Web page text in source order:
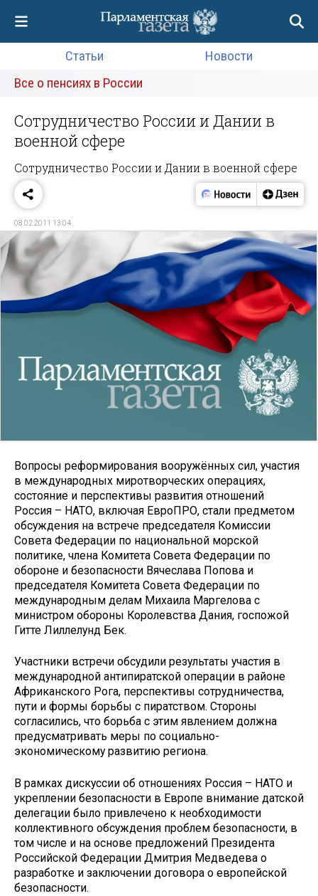
Статьи
Новости
Все о пенсиях в России
Сотрудничество России и Дании в
военной сфере
Сотрудничество России и Дании в военной сфере
08.02.2011 13:04
Вопросы реформирования вооружённых сил, участия
в международных миротворческих операциях,
состояние и перспективы развития отношений
Россия – НАТО, включая ЕвроПРО, стали предметом
обсуждения на встрече председателя Комиссии
Совета Федерации по национальной морской
политике, члена Комитета Совета Федерации по
обороне и безопасности Вячеслава Попова и
председателя Комитета Совета Федерации по
международным делам Михаила Маргелова с
министром обороны Королевства Дания, госпожой
Гитте Лиллелунд Бек.
Участники встречи обсудили результаты участия в
международной антипиратской операции в районе
Африканского Рога, перспективы сотрудничества,
пути и формы борьбы с пиратством. Стороны
согласились, что борьба с этим явлением должна
предусматривать меры по социально-
экономическому развитию региона.
В рамках дискуссии об отношениях Россия – НАТО и
укреплении безопасности в Европе внимание датской
делегации было привлечено к необходимости
коллективного обсуждения проблем безопасности, в
том числе и на основе предложений Президента
Российской Федерации Дмитрия Медведева о
разработке и заключении договора о европейской
безопасности.